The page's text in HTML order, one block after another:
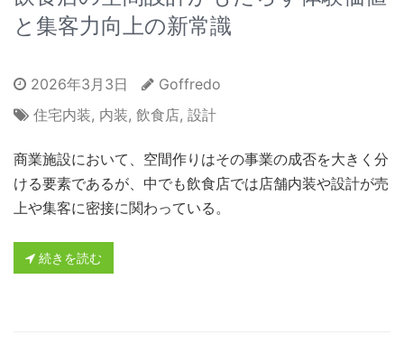
と集客力向上の新常識
2026年3月3日
Goffredo
住宅内装, 内装, 飲食店, 設計
商業施設において、空間作りはその事業の成否を大きく分
ける要素であるが、中でも飲食店では店舗内装や設計が売
上や集客に密接に関わっている。
続きを読む